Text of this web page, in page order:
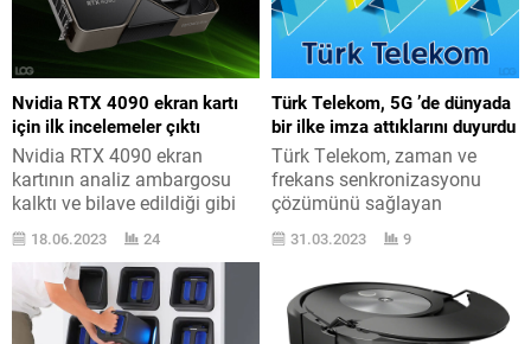
içerik için resmi olarak şu
balakalar paylaşıldı: “Paraya
Koşanlar isimli bu reality
müsabaka programında
şanlılardan oluşan
müsabakacılar, peşlerindeki
siyah kıyafetli Avcılara
tutulmamak için can havliyle
koşuyor ve ne müddetle
kaçabildiklerine...
Türkiye maliyeti 27.999 TL
gibi gerçekten mucizevi
yüksek bir seviyede yer alıyor.
Yalnızca eSIM temelli
olduğundan Türkiye...
Nvidia RTX 4090 ekran kartı
için ilk incelemeler çıktı
Nvidia RTX 4090 ekran
kartının analiz ambargosu
kalktı ve bilave edildiği gibi
oldukça iyi olan performans
gözler önüne serildi. Tüm
ayrıntılarında burada yer
verdiğimiz 4000 acelesi ekran
kartlarından en çok dikkat
18.06.2023 24
Türk Telekom, 5G ’de dünyada
bir ilke imza attıklarını duyurdu
Türk Telekom, zaman ve
frekans senkronizasyonu
çözümünü sağlayan
teknolojiyi dünyada ilk defa
şebekesinde kullanan cerrah
hakkında şunları aktardı:
“Türk Telekom, dünyanın
31.03.2023 9